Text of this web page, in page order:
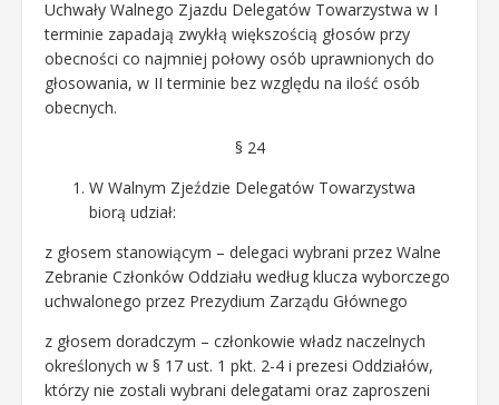
Uchwały Walnego Zjazdu Delegatów Towarzystwa w I
terminie zapadają zwykłą większością głosów przy
obecności co najmniej połowy osób uprawnionych do
głosowania, w II terminie bez względu na ilość osób
obecnych.
§ 24
W Walnym Zjeździe Delegatów Towarzystwa
biorą udział:
z głosem stanowiącym – delegaci wybrani przez Walne
Zebranie Członków Oddziału według klucza wyborczego
uchwalonego przez Prezydium Zarządu Głównego
z głosem doradczym – członkowie władz naczelnych
określonych w § 17 ust. 1 pkt. 2-4 i prezesi Oddziałów,
którzy nie zostali wybrani delegatami oraz zaproszeni